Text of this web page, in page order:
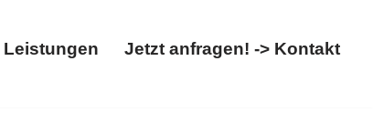
Leistungen Jetzt anfragen! -> Kontakt